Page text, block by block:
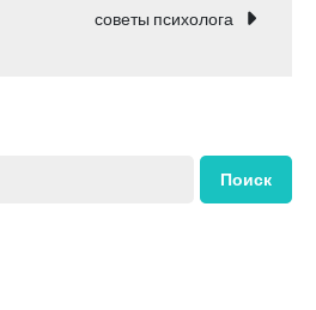
советы психолога
Поиск